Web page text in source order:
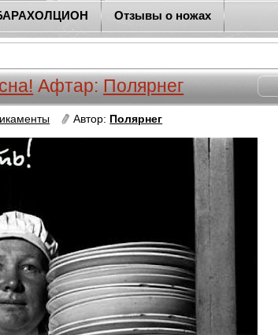
Отзывы о ножах
Афтар:Полярнег
Автор: Полярнег